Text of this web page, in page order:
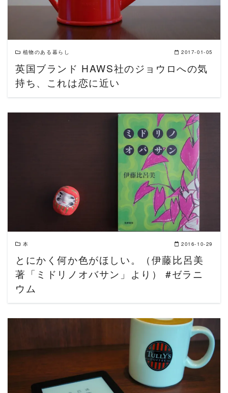
植物のある暮らし 2017-01-05
英国ブランド HAWS社のジョウロへの気
持ち、これは恋に近い
READ MORE
本 2016-10-29
とにかく何か色がほしい。（伊藤比呂美
著「ミドリノオバサン」より） #ゼラニ
ウム
READ MORE